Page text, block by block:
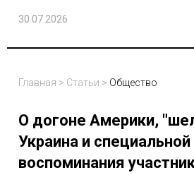
30.07.2026
Главная > Статьи > Общество
О догоне Америки,
Украина и
воспоминания